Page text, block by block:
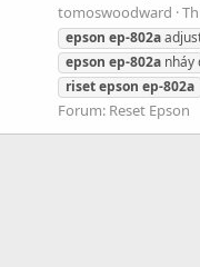
tomoswoodward
epson ep-802a
epson ep-802a nháy
risetepson ep-802a
Forum: Reset Epson